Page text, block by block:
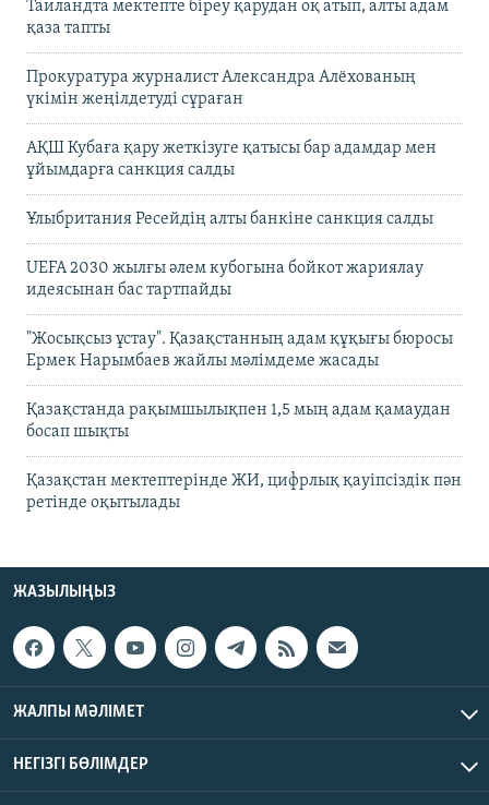
Таиландта мектепте біреу қарудан оқ атып, алты адам
қаза тапты
Прокуратура журналист Александра Алёхованың
үкімін жеңілдетуді сұраған
АҚШ Кубаға қару жеткізуге қатысы бар адамдар мен
ұйымдарға санкция салды
Ұлыбритания Ресейдің алты банкіне санкция салды
UEFA 2030 жылғы әлем кубогына бойкот жариялау
идеясынан бас тартпайды
"Жосықсыз ұстау". Қазақстанның адам құқығы бюросы
Ермек Нарымбаев жайлы мәлімдеме жасады
Қазақстанда рақымшылықпен 1,5 мың адам қамаудан
босап шықты
Қазақстан мектептерінде ЖИ, цифрлық қауіпсіздік пән
ретінде оқытылады
ЖАЗЫЛЫҢЫЗ
ЖАЛПЫ МӘЛІМЕТ
НЕГІЗГІ БӨЛІМДЕР